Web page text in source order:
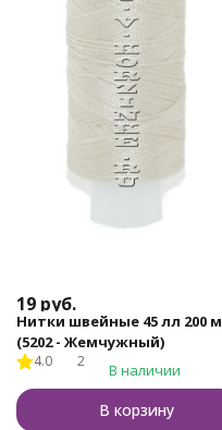
19 руб.
Нитки швейные 45 лл 200 м
(5202 - Жемчужный)
4.0 2 В наличии
В корзину